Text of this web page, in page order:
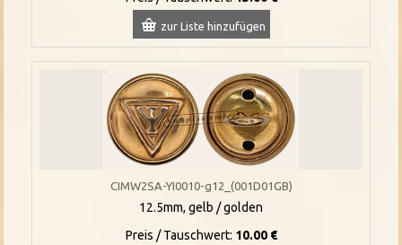
zur Liste hinzufügen
CIMW2SA-YI0010-g12_(001D01GB)
12.5mm, gelb / golden
Preis / Tauschwert: 10.00 €